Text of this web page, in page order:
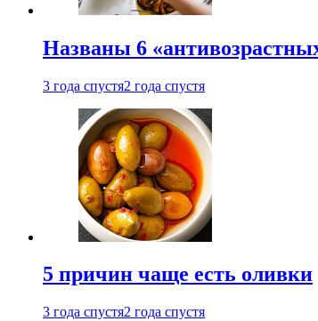
Названы 6
3 года спустя2 года спустя
5 причин чаще есть оливки
3 года спустя2 года спустя